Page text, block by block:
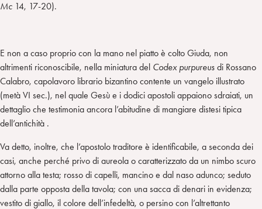
Mc 14, 17-20).
E non a caso proprio con la mano nel piatto è colto Giuda, non
altrimenti riconoscibile, nella miniatura del Codex purpureus di Rossano
Calabro, capolavoro librario bizantino contente un vangelo illustrato
(metà VI sec.), nel quale Gesù e i dodici apostoli appaiono sdraiati, un
dettaglio che testimonia ancora l’abitudine di mangiare distesi tipica
dell’antichità .
Va detto, inoltre, che l’apostolo traditore è identificabile, a seconda dei
casi, anche perché privo di aureola o caratterizzato da un nimbo scuro
attorno alla testa; rosso di capelli, mancino e dal naso adunco; seduto
dalla parte opposta della tavola; con una sacca di denari in evidenza;
vestito di giallo, il colore dell’infedeltà, o persino con l’altrettanto